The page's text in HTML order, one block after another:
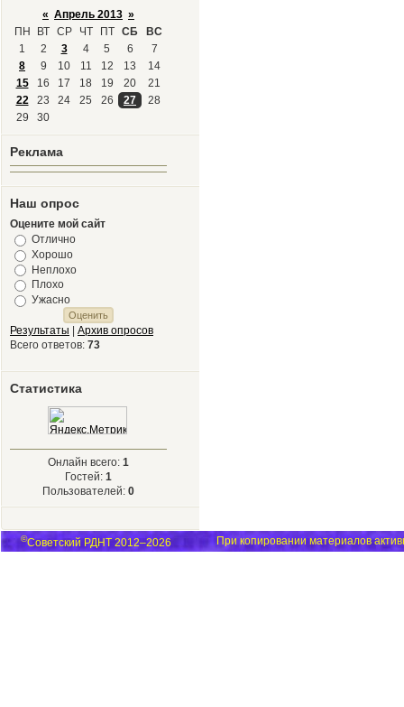
« Апрель 2013 »
ПН
ВТ СР ЧТ ПТ СБ
ВС
1
2 3 4 5 6
7
8
9 10 11 12 13
14
15
16 17 18 19 20
21
22
23 24 25 26 27
28
29
30
Реклама
Наш опрос
Оцените мой сайт
Отлично
Хорошо
Неплохо
Плохо
Ужасно
Результаты
Архив опросов
Всего ответов: 73
Статистика
Онлайн всего: 1
Гостей: 1
Пользователей: 0
©Советский РДНТ 2012–2026 При копировании материалов